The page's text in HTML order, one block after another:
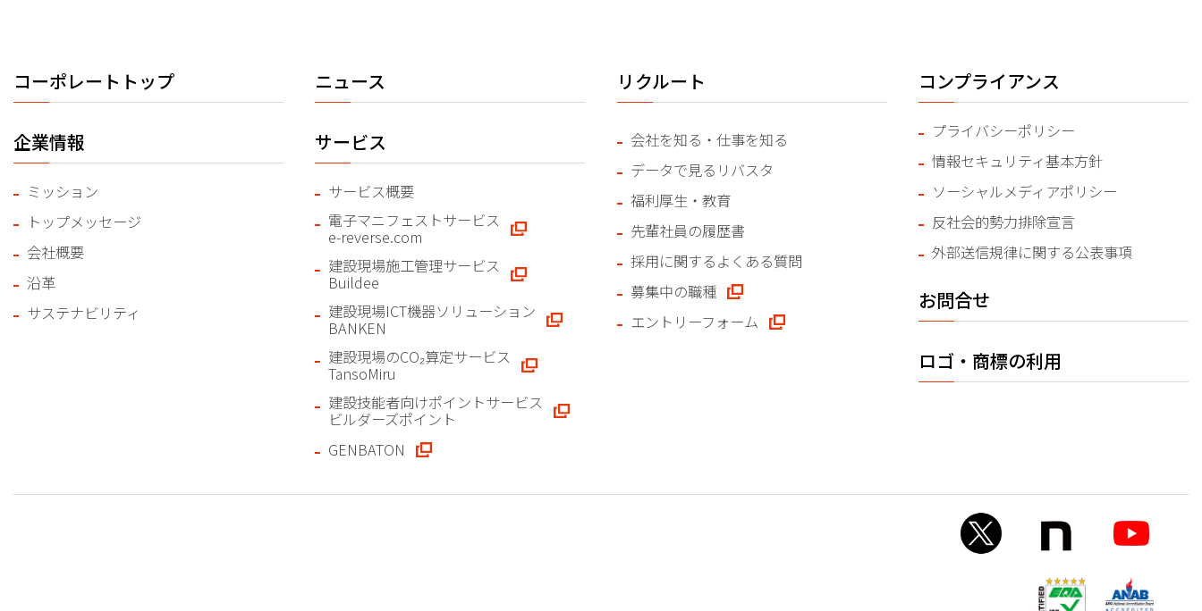
コーポレートトップ
企業情報
ミッション
トップメッセージ
会社概要
沿革
サステナビリティ
ニュース
サービス
サービス概要
電子マニフェストサービス
e-reverse.com
建設現場施工管理サービス
Buildee
建設現場ICT機器ソリューション
BANKEN
建設現場のCO₂算定サービス
TansoMiru
建設技能者向けポイントサービス
ビルダーズポイント
GENBATON
リクルート
会社を知る・仕事を知る
データで見るリバスタ
福利厚生・教育
先輩社員の履歴書
採用に関するよくある質問
募集中の職種
エントリーフォーム
コンプライアンス
プライバシーポリシー
情報セキュリティ基本方針
ソーシャルメディアポリシー
反社会的勢力排除宣言
外部送信規律に関する公表事項
お問合せ
ロゴ・商標の利用